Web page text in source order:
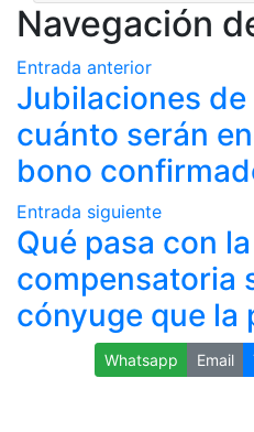
Navegación
Entrada anterior
Jubilaciones de
cuánto serán
bono
Entrada siguiente
Qué pasa con
compensatoria
cónyuge que la
Whatsapp Email